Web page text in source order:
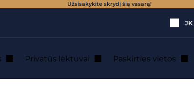
Užsisakykite skrydį šią vasarą!
JK
Privatūs lėktuvai Paskirties vietos